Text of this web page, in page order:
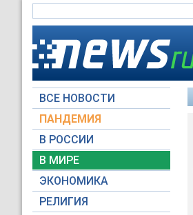
ВСЕ НОВОСТИ
ПАНДЕМИЯ
В РОССИИ
В МИРЕ
ЭКОНОМИКА
РЕЛИГИЯ